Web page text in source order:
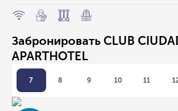
Забронировать CLUB
APARTHOTEL
7 8 9 10 11